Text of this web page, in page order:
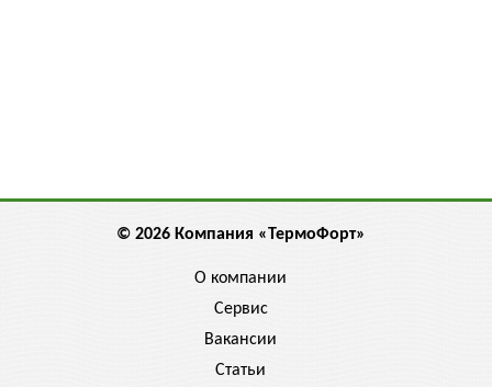
© 2026 Компания «ТермоФорт»
О компании
Сервис
Вакансии
Статьи